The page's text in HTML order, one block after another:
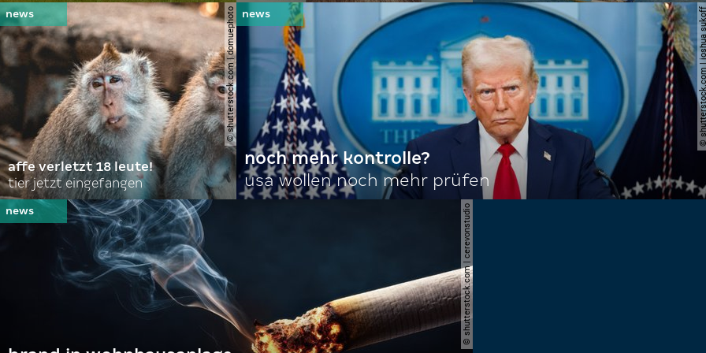
© shutterstock.com | domuephoto
affe verletzt 18 leute!
tier jetzt eingefangen
©
noch mehr kontrolle?
usa wollen noch mehr prüfen
© shutterstock.com | cerevonstudio